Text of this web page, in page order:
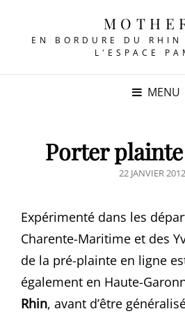
EN BORDURE DU RHIN
L'ESPACE
MENU
Porter
POSTED
22 JANVIER 2012
Expérimenté dans les
Charente-Maritime et des
de la pré-plainte en ligne
également en Haute-
Rhin, avant d’être